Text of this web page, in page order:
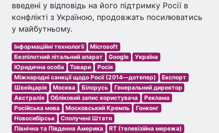
введені у відповідь на його підтримку Росії в
конфлікті з Україною, продовжать посилюватись
у майбутньому.
Інформаційні технології
Microsoft
Безпілотний літальний апарат
Google
Україна
Юридична особа
Товари
Росія
Міжнародні санкції щодо Росії (2014—дотепер)
Експорт
Швейцарія
Москва Білорусь
Генеральний директор
Австралія
Обліковий запис користувача
Реклама
Російська мова
Московський Кремль
Гонконг
Новосибірськ
Сполучені Штати
Північна та Південна Америка
RT (телевізійна мережа)